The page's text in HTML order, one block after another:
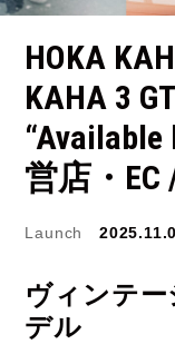
HOKA ONE
JORDAN
Kappa
le coq
MARQUEE
HOKA
KAHA 3
営店・EC
Launch
ヴィンテー
デル